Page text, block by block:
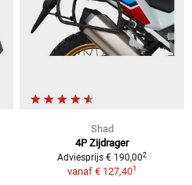
Shad
4P Zijdrager
Adviesprijs € 190,002
vanaf € 127,401